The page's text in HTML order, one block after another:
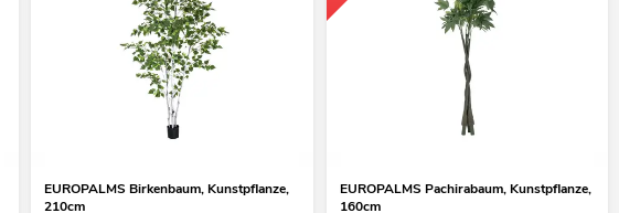
EUROPALMS Birkenbaum, Kunstpflanze,
210cm
EUROPALMS Pachirabaum, Kunstpflanze,
160cm